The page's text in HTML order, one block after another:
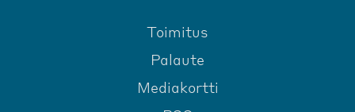
Toimitus
Palaute
Mediakortti